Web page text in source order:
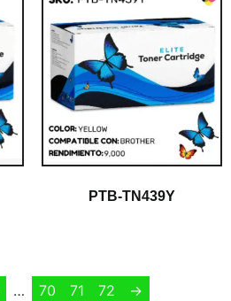
PTB-TN439Y
… 70 71 72 →